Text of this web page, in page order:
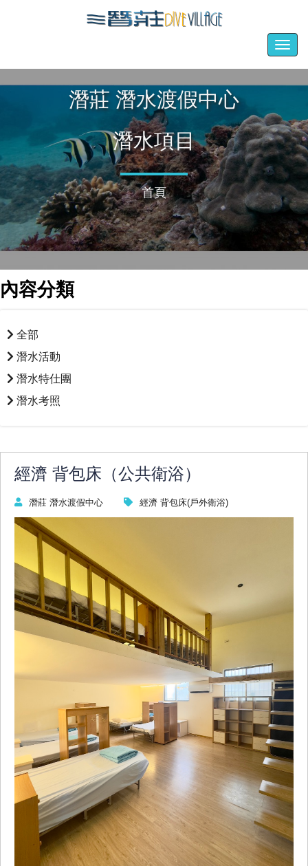
潛莊 潛水渡假中心
潛水項目
首頁
內容分類
全部
潛水活動
潛水特仕團
潛水考照
經濟 背包床（公共衛浴）
潛莊 潛水渡假中心 經濟 背包床(戶外衛浴)